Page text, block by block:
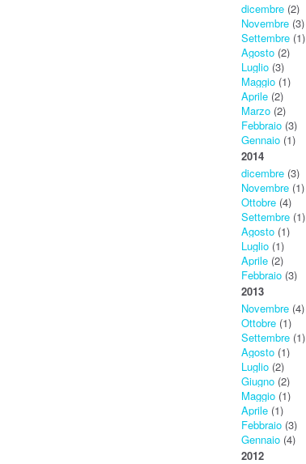
dicembre (2)
Novembre (3)
Settembre (1)
Agosto (2)
Luglio (3)
Maggio (1)
Aprile (2)
Marzo (2)
Febbraio (3)
Gennaio (1)
2014
dicembre (3)
Novembre (1)
Ottobre (4)
Settembre (1)
Agosto (1)
Luglio (1)
Aprile (2)
Febbraio (3)
2013
Novembre (4)
Ottobre (1)
Settembre (1)
Agosto (1)
Luglio (2)
Giugno (2)
Maggio (1)
Aprile (1)
Febbraio (3)
Gennaio (4)
2012